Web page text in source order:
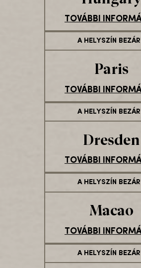
TOVÁBBI
A HELYSZÍN
Paris
TOVÁBBI
A HELYSZÍN
Dresden
TOVÁBBI
A HELYSZÍN
Macao
TOVÁBBI
A HELYSZÍN